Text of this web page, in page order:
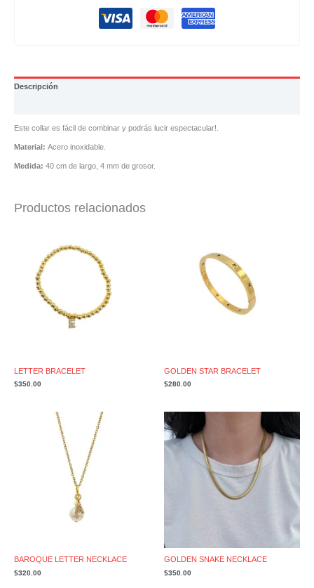
Descripción
Este collar es fácil de combinar y podrás lucir espectacular!.
Material: Acero inoxidable.
Medida: 40 cm de largo, 4 mm de grosor.
Productos relacionados
LETTER BRACELET
$350.00
GOLDEN STAR BRACELET
$280.00
BAROQUE LETTER NECKLACE
$320.00
GOLDEN SNAKE NECKLACE
$350.00